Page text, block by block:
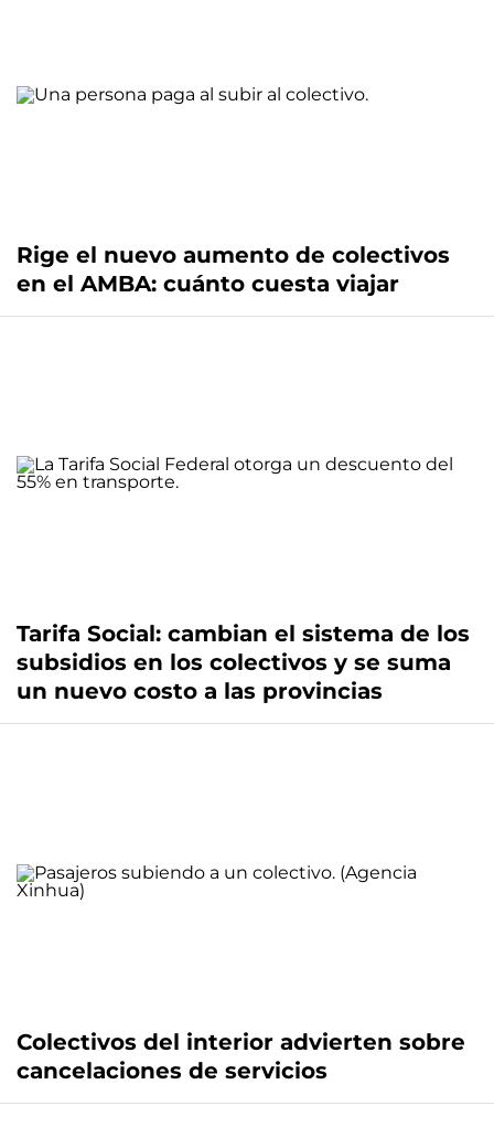
Rige el nuevo aumento de colectivos
en el AMBA: cuánto cuesta viajar
Tarifa Social: cambian el sistema de los
subsidios en los colectivos y se suma
un nuevo costo a las provincias
Colectivos del interior advierten sobre
cancelaciones de servicios